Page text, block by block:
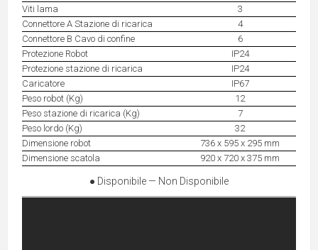
Viti lama
3
Connettore A Stazione di ricarica
4
Connettore B Cavo di confine
6
Protezione Robot
IP24
Protezione stazione di ricarica
IP24
Caricatore
IP67
Peso robot (Kg)
12
Peso stazione di ricarica (Kg)
7
Peso lordo (Kg)
32
Dimensione robot
736 x 595 x 295 mm
Dimensione scatola
920 x 720 x 375 mm
● Disponibile — Non Disponibile